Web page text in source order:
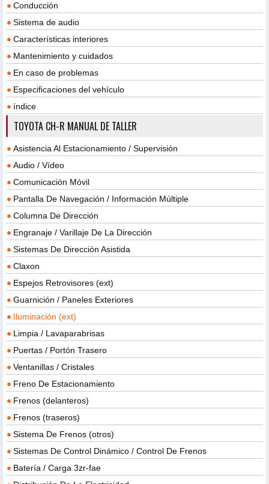
Conducción
Sistema de audio
Características interiores
Mantenimiento y cuidados
En caso de problemas
Especificaciones del vehículo
índice
TOYOTA CH-R MANUAL DE TALLER
Asistencia Al Estacionamiento / Supervisión
Audio / Vídeo
Comunicación Móvil
Pantalla De Navegación / Información Múltiple
Columna De Dirección
Engranaje / Varillaje De La Dirección
Sistemas De Dirección Asistida
Claxon
Espejos Retrovisores (ext)
Guarnición / Paneles Exteriores
Iluminación (ext)
Limpia / Lavaparabrisas
Puertas / Portón Trasero
Ventanillas / Cristales
Freno De Estacionamiento
Frenos (delanteros)
Frenos (traseros)
Sistema De Frenos (otros)
Sistemas De Control Dinámico / Control De Frenos
Batería / Carga 3zr-fae